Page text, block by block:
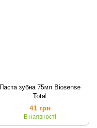
Паста зубна 75мл Biosense
Total
41 грн
В наявності